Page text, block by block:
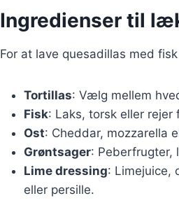
Ingredienser til
For at lave quesadillas med
Tortillas: Vælg mellem
Fisk: Laks, torsk eller
Ost: Cheddar, mozzarella
Grøntsager: Peberfrugter,
Lime dressing: Limejuice,
eller persille.